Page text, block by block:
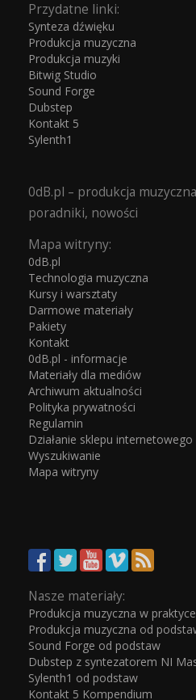
Przydatne linki:
Synteza dźwięku
Produkcja muzyczna
Produkcja muzyki
Bitwig Studio
Sound Forge
Dubstep
Kontakt 5
Sylenth1
0dB.pl – produkcja
poradniki, nowości
Mapa witryny:
0dB.pl
Technologia muzyczna
Kursy i warsztaty
Darmowe materiały
Pakiety
Kontakt
0dB.pl - informacje
Materiały dla mediów
Archiwum aktualności
Polityka prywatności
Regulamin
Działanie sklepu internetowego
Wyszukiwanie
Mapa witryny
Nasze materiały:
Produkcja muzyczna w praktyce
Produkcja muzyczna od
Sound Forge od podstaw
Dubstep z syntezatorem NI
Sylenth1 od podstaw
Kontakt 5 Kompendium